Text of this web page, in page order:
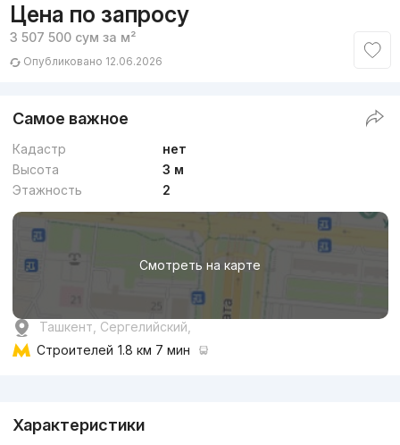
Цена по запросу
3 507 500 сум за м²
Опубликовано 12.06.2026
Самое важное
Кадастр
нет
Высота
3 м
Этажность
2
Смотреть на карте
Ташкент, Сергелийский,
Строителей 1.8 км 7 мин
Характеристики